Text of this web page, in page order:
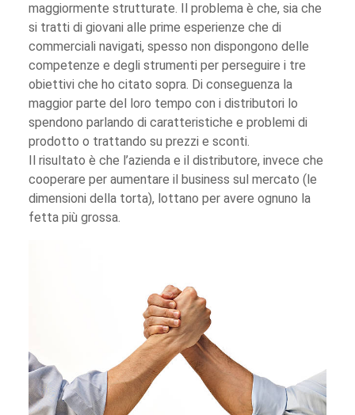
maggiormente strutturate. Il problema è che, sia che
si tratti di giovani alle prime esperienze che di
commerciali navigati, spesso non dispongono delle
competenze e degli strumenti per perseguire i tre
obiettivi che ho citato sopra. Di conseguenza la
maggior parte del loro tempo con i distributori lo
spendono parlando di caratteristiche e problemi di
prodotto o trattando su prezzi e sconti.
Il risultato è che l’azienda e il distributore, invece che
cooperare per aumentare il business sul mercato (le
dimensioni della torta), lottano per avere ognuno la
fetta più grossa.